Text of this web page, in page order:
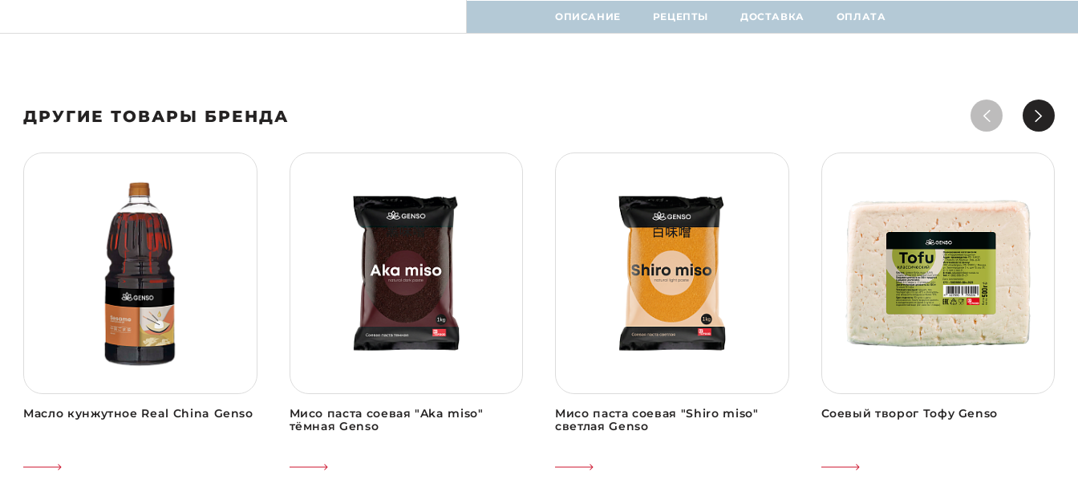
ОПИСАНИЕ РЕЦЕПТЫ ДОСТАВКА ОПЛАТА
ДРУГИЕ ТОВАРЫ БРЕНДА
Масло кунжутное Real China Genso
Мисо паста соевая "Aka miso"
тёмная Genso
Мисо паста соевая "Shiro miso"
светлая Genso
Соевый творог Тофу Genso